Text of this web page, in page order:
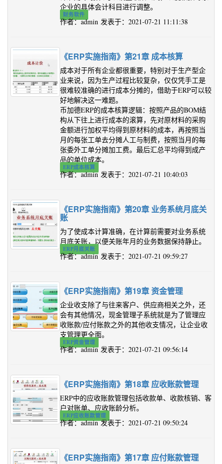
企业的具体会计科目进行调整。
财务软件
作者：admin 发表于：2021-07-21 11:11:38
《ERP实施指南》第21章 成本核算
成本对于所有企业都很重要，特别对于生产型企
业来说，因为生产过程比较复杂，仅仅凭手工是
很难较准确的进行成本分摊的，借助于ERP可以较
好地解决这一难题。
币加德ERP的成本核算逻辑：按照产品的BOM结
构从下往上进行成本的滚算，先对原材料的采购
金额进行加权平均得到原材料的成本，再按照当
月的每张工单去分摊人工与制费，按照当月的每
张委外工单分摊加工费。最后汇总平均得到成产
品的单位成本。
ERP成本核算
作者：admin 发表于：2021-07-21 10:40:03
《ERP实施指南》第20章 业务系统月底关
账
为了使成本计算准确，在计算前需要对业务系统
月底关账，以便关账年月的业务数据保持静止。
ERP月底关账
作者：admin 发表于：2021-07-21 09:59:27
《ERP实施指南》第19章 资金管理
企业收支除了与往来客户、供应商相关之外，还
会有其他情况，现金管理子系统就是为了管理应
收账款/应付账款之外的其他收支情况，让企业收
支管理更全面。
ERP资金管理
作者：admin 发表于：2021-07-21 09:56:14
《ERP实施指南》第18章 应收账款管理
ERP中的应收账款管理包括收款单、收款核销、客
户对账单、应收账龄分析。
ERP应收账款管理
作者：admin 发表于：2021-07-21 09:50:24
《ERP实施指南》第17章 应付账款管理